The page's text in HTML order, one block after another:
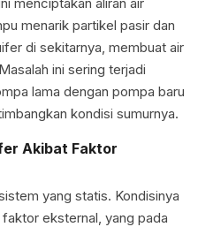
menarik partikel pasir dan
di sekitarnya, membuat air
ini sering terjadi
lama dengan pompa baru
kondisi sumurnya.
Akibat Faktor
yang statis. Kondisinya
eksternal, yang pada